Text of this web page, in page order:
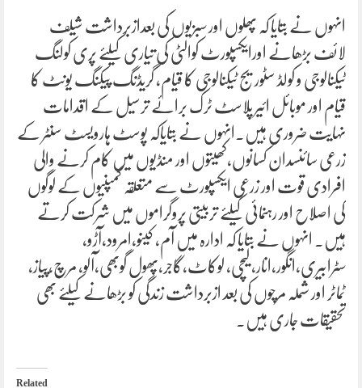
انہوں نے بتایا کہ پھلوں اور سبزیوں کی بعدازبرداشت شیلف
لائف بڑھانے اورایکسپورٹ کوالٹی کی تیاری کیلئے پری کولنگ
ٹیکنالوجی و کولڈ سٹوریج ٹیکنالوجی کا قیام، گریڈنگ پیکنگ یونٹ کا
قیام اور موبائل ائیر پلاسٹ ٹرک برائے ترسیل کے اقدامات
نہایت ضروری ہیں۔انہوں نے بتایاکہ پوسٹ ہارویسٹ سنٹر کے
زرعی سائنسدان کسانوں،کھیتوں اور منڈیوں میں کام کرنے والی
افرادی قوت اور زرعی ایکسپورٹ سے متعلقہ کمپنیوں کے لوگوں
کی اصلاح اور رہنمائی کیلئے تربیتی پروگراموں میں شرکت کرتے
ہیں۔ انہوں نے بتایا کہ ادارہ میں آم، کینو،امرود،آڑو،
سٹرابیری،انگور،انار، لیچی، لوکاٹ،گاجر،پھول گوبھی،آلو، مرچ،پیاز،
ٹماٹر اور شملہ مرچوں کی بعد ازبرداشت زندگی کو بڑھانے کیلئے بھی
تحقیقات جاری ہیں۔
Related